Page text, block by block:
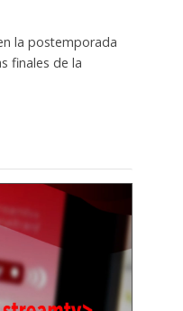
la postemporada
finales de la